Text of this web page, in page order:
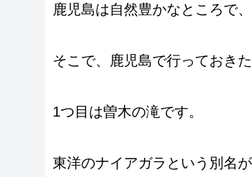
鹿児島は自然豊かなところで
そこで、鹿児島で行っておき
1つ目は曽木の滝です。
東洋のナイアガラという別名